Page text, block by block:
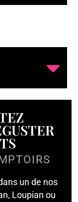
un de nos
Loupian ou